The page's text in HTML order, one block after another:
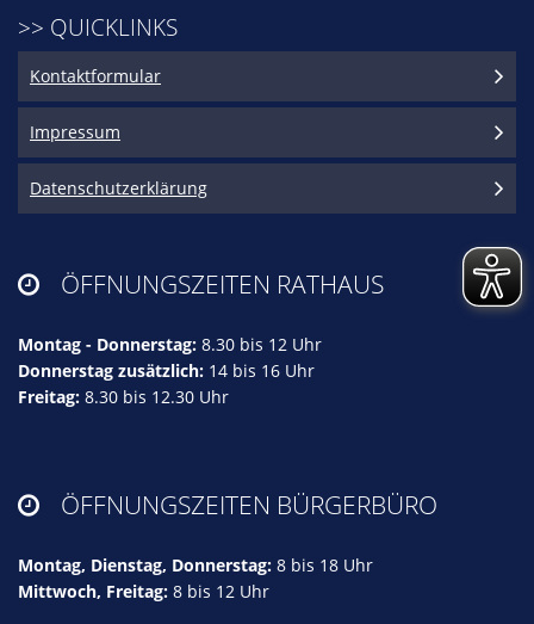
>> QUICKLINKS
Kontaktformular
Impressum
Datenschutzerklärung
 ÖFFNUNGSZEITEN RATHAUS
Montag - Donnerstag: 8.30 bis 12 Uhr
Donnerstag zusätzlich: 14 bis 16 Uhr
Freitag: 8.30 bis 12.30 Uhr
 ÖFFNUNGSZEITEN BÜRGERBÜRO
Montag, Dienstag, Donnerstag: 8 bis 18 Uhr
Mittwoch, Freitag: 8 bis 12 Uhr